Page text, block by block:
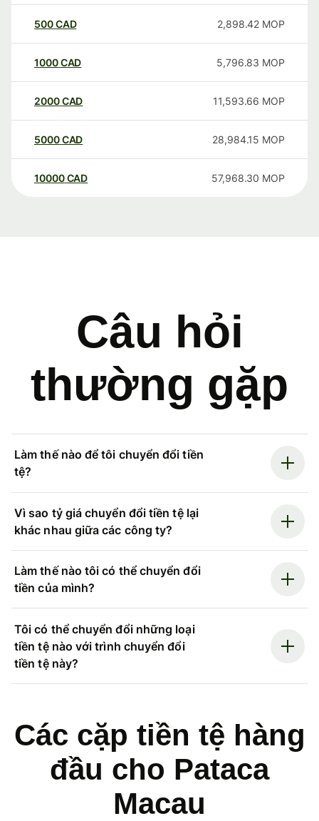
500CAD 2,898.42 MOP
1000CAD 5,796.83 MOP
2000CAD 11,593.66 MOP
5000CAD 28,984.15 MOP
10000 CAD 57,968.30 MOP
Câu hỏi
thường gặp
Làm thế nào để tôi chuyển đổi tiền
tệ?
Vì sao tỷ giá chuyển đổi tiền tệ lại
khác nhau giữa các công ty?
Làm thế nào tôi có thể chuyển đổi
tiền của mình?
Tôi có thể chuyển đổi những loại
tiền tệ nào với trình chuyển đổi
tiền tệ này?
Các cặp tiền tệ hàng
đầu cho Pataca
Macau